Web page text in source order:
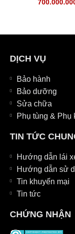
DỊCH VỤ
Bảo hành
Bảo dưỡng
Sửa chữa
Phụ tùng & Phụ
TIN TỨC
Hướng dẫn lái
Hướng dẫn sử
Tin khuyến mại
Tin tức
CHỨNG NHẬN